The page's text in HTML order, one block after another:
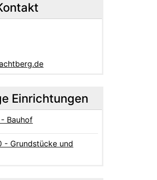
Einrichtungen
Bauhof
- Grundstücke und